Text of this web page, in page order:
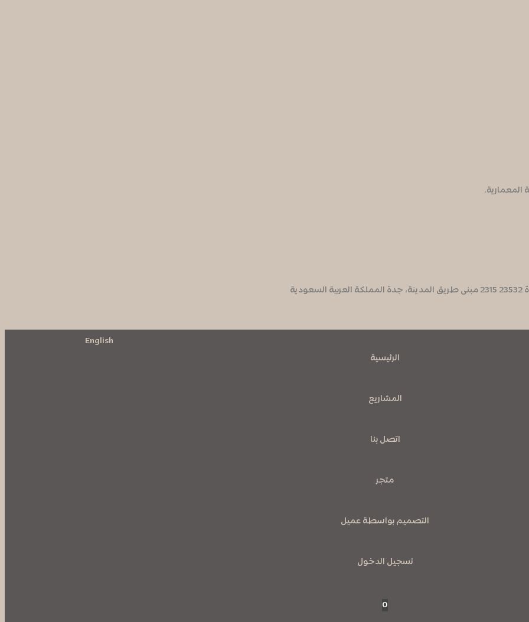
الرئيسية
المشاريع
اتصل بنا
متجر
التصميم بواسطة عميل
تسجيل الدخول
0
English